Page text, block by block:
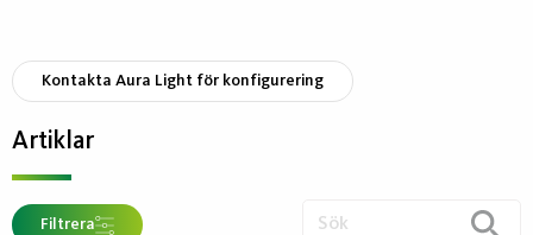
Kontakta Aura Light för konfigurering
Artiklar
Filtrera